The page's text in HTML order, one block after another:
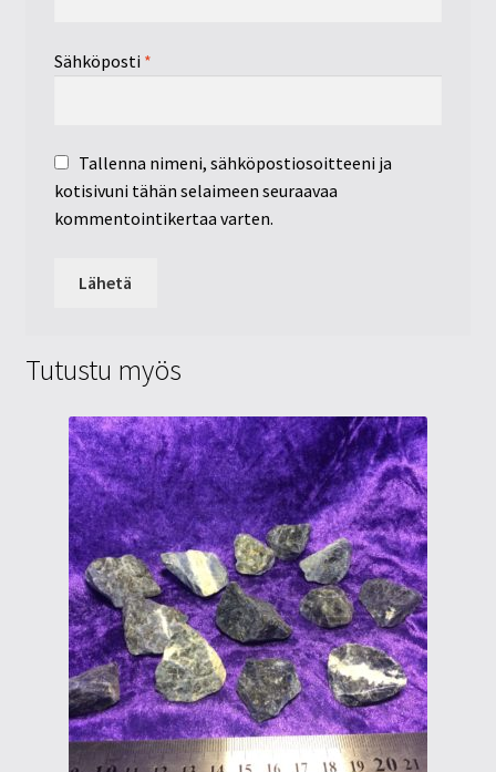
Sähköposti *
Tallenna nimeni, sähköpostiosoitteeni ja
kotisivuni tähän selaimeen seuraavaa
kommentointikertaa varten.
Tutustu myös